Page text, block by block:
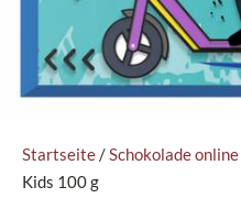
Startseite/Schokolade online
Kids 100 g